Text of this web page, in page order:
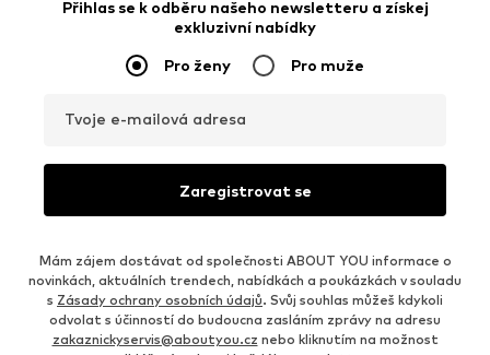
Přihlas se k odběru našeho newsletteru a získej
exkluzivní nabídky
Pro ženy Pro muže
Tvoje e-mailová adresa
Zaregistrovat se
Mám zájem dostávat od společnosti ABOUT YOU informace o
novinkách, aktuálních trendech, nabídkách a poukázkách v souladu
s Zásady ochrany osobních údajů. Svůj souhlas můžeš kdykoli
odvolat s účinností do budoucna zasláním zprávy na adresu
zakaznickyservis@aboutyou.cz nebo kliknutím na možnost